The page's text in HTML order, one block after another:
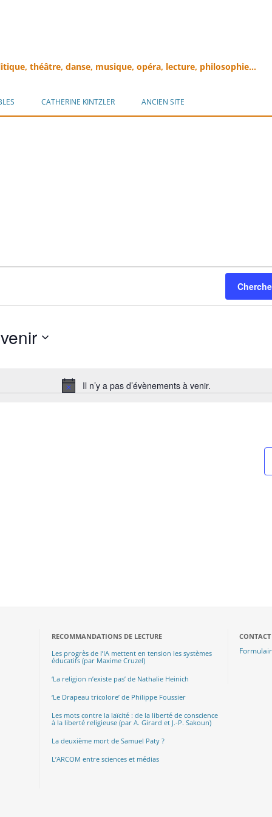
théâtre, danse, musique, opéra, lecture, philosophie…
au
CATHERINE KINTZLER ANCIEN SITE
Notice
Il n’y a pas d’évènements à venir.
RECOMMANDATIONS DE LECTURE
Les progrès de l’IA mettent en tension les systèmes
éducatifs (par Maxime Cruzel)
‘La religion n’existe pas’ de Nathalie Heinich
‘Le Drapeau tricolore’ de Philippe Foussier
Les mots contre la laïcité : de la liberté de conscience
à la liberté religieuse (par A. Girard et J.-P. Sakoun)
La deuxième mort de Samuel Paty ?
L’ARCOM entre sciences et médias
CONTACT